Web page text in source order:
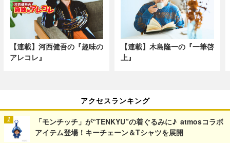
【連載】河西健吾の『趣味の
アレコレ』
【連載】木島隆一の『一筆啓
上』
アクセスランキング
「モンチッチ」が“TENKYU”の着ぐるみに♪ atmosコラボ
アイテム登場！キーチェーン＆Tシャツを展開